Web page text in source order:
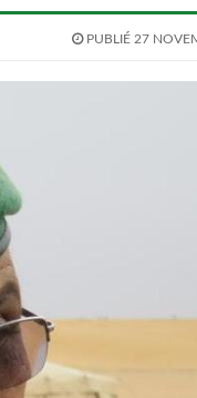
PUBLIÉ 27